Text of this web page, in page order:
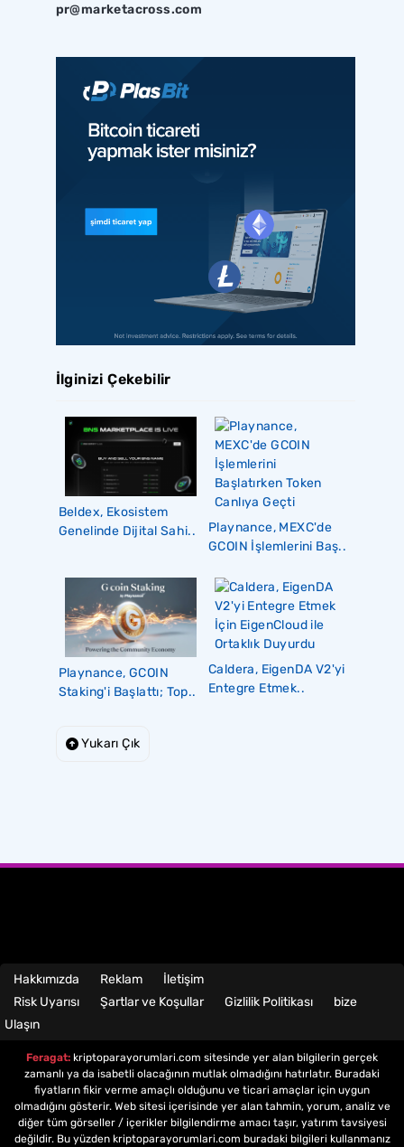
pr@marketacross.com
İlginizi Çekebilir
Beldex, Ekosistem
Genelinde Dijital Sahi..
Playnance, MEXC'de
GCOIN İşlemlerini Baş..
Playnance, GCOIN
Staking'i Başlattı; Top..
Caldera, EigenDA V2'yi
Entegre Etmek..
Yukarı Çık
Hakkımızda Reklam
İletişim
Risk Uyarısı
Şartlar ve Koşullar Gizlilik Politikası
bize
Ulaşın
Feragat: kriptoparayorumlari.com sitesinde yer alan bilgilerin gerçek
zamanlı ya da isabetli olacağının mutlak olmadığını hatırlatır. Buradaki
fiyatların fikir verme amaçlı olduğunu ve ticari amaçlar için uygun
olmadığını gösterir. Web sitesi içerisinde yer alan tahmin, yorum, analiz ve
diğer tüm görseller / içerikler bilgilendirme amacı taşır, yatırım tavsiyesi
değildir. Bu yüzden kriptoparayorumlari.com buradaki bilgileri kullanmanız